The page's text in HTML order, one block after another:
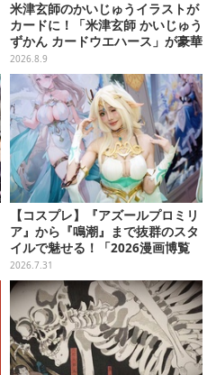
米津玄師のかいじゅうイラストが
カードに！「米津玄師 かいじゅう
ずかん カードウエハース」が豪華
ラインナップ
2026.8.9
【コスプレ】『アズールプロミリ
ア』から『鳴潮』まで抜群のスタ
イルで魅せる！「2026漫画博覧
会」百花繚乱の台湾美女12選【写
真37枚】
2026.7.31